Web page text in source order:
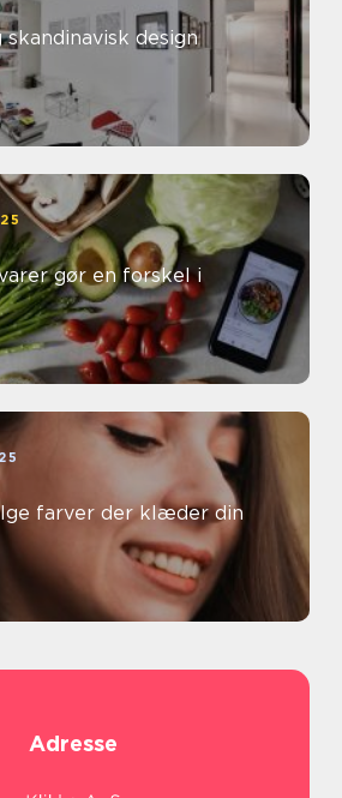
design
gør en forskel i
farver der klæder din
Adresse